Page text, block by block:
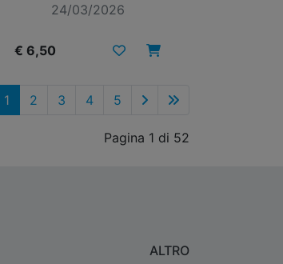
24/03/2026
€ 6,50
1 2 3 4 5
Pagina 1 di 52
ALTRO